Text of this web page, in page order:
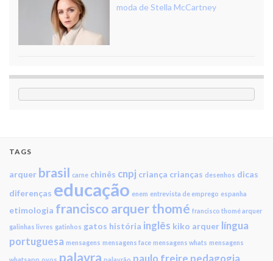
moda de Stella McCartney
TAGS
arquer brasil carne chinês cnpj criança crianças desenhos dicas
diferenças educação enem entrevista de emprego espanha
etimologia francisco arquer thomé francisco thomé arquer
galinhas livres gatinhos gatos história inglês kiko arquer língua
portuguesa mensagens mensagens face mensagens whats mensagens
palavra paulo freire pedagogia